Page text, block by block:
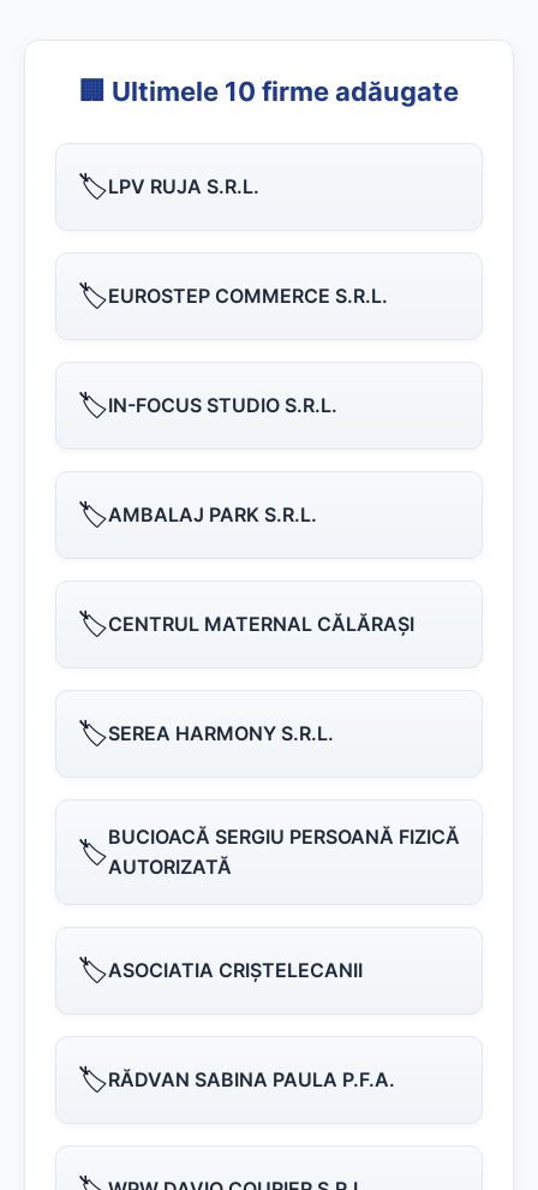
🏢 Ultimele 10 firme adăugate
🏷️LPV RUJA S.R.L.
🏷️EUROSTEP COMMERCE S.R.L.
🏷️IN-FOCUS STUDIO S.R.L.
🏷️AMBALAJ PARK S.R.L.
🏷️CENTRUL MATERNAL CĂLĂRAŞI
🏷️SEREA HARMONY S.R.L.
🏷️BUCIOACĂ SERGIU PERSOANĂ FIZICĂ
AUTORIZATĂ
🏷️ASOCIATIA CRIŞTELECANII
🏷️RĂDVAN SABINA PAULA P.F.A.